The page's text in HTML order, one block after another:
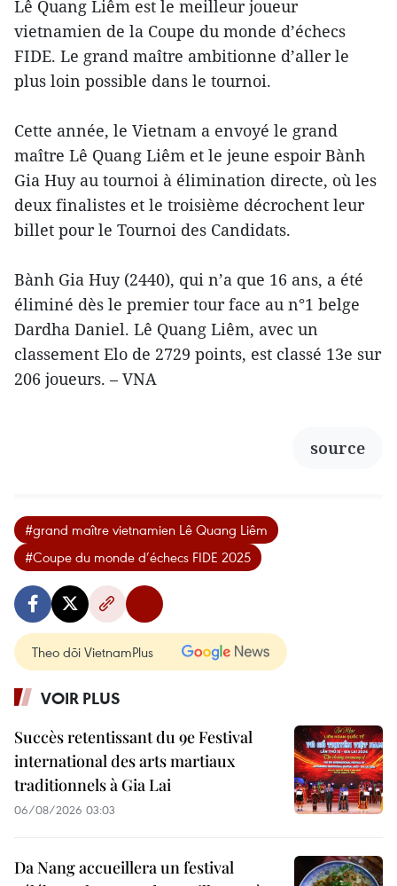
Lê Quang Liêm est le meilleur joueur
vietnamien de la Coupe du monde d’échecs
FIDE. Le grand maître ambitionne d’aller le
plus loin possible dans le tournoi.
Cette année, le Vietnam a envoyé le grand
maître Lê Quang Liêm et le jeune espoir Bành
Gia Huy au tournoi à élimination directe, où les
deux finalistes et le troisième décrochent leur
billet pour le Tournoi des Candidats.
Bành Gia Huy (2440), qui n’a que 16 ans, a été
éliminé dès le premier tour face au n°1 belge
Dardha Daniel. Lê Quang Liêm, avec un
classement Elo de 2729 points, est classé 13e sur
206 joueurs. – VNA
source
#grand maître vietnamien Lê Quang Liêm
#Coupe du monde d’échecs FIDE 2025
Theo dõi VietnamPlus
VOIR PLUS
Succès retentissant du 9e Festival
international des arts martiaux
traditionnels à Gia Lai
06/08/2026 03:03
Da Nang accueillera un festival